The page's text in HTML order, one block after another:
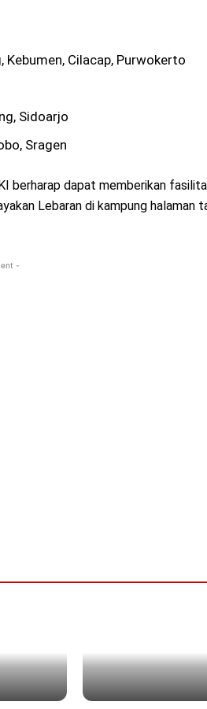
Kebumen, Cilacap, Purwokerto
Sidoarjo
Sragen
berharap dapat memberikan
Lebaran di kampung halaman
-